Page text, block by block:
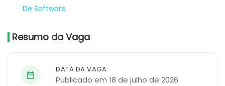
De Software
Resumo da Vaga
DATA DA VAGA:
Publicado em 18 de julho de 2026